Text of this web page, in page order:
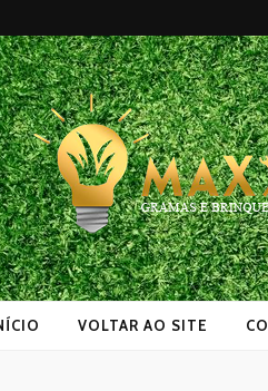
VOLTAR AO SITE